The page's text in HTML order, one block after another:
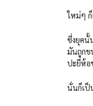
ใหม่ๆ ก็
ซึ่งยุคนั้
มันถูกข
ปะยี่ห้อ
นั่นก็เป็